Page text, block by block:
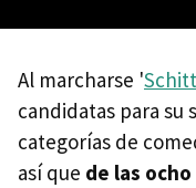
Al marcharse '
candidatas para su
categorías de
así que de las